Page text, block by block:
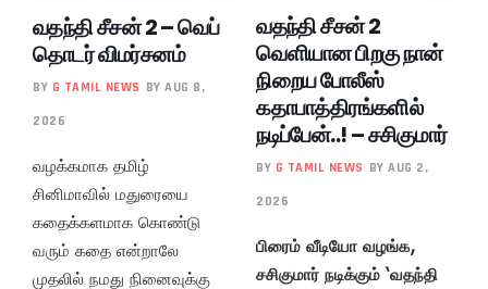
வதந்தி சீசன் 2 – வெப்
தொடர் விமர்சனம்
BY G TAMIL NEWS BY AUG 8,
2026
வழக்கமாக தமிழ்
சினிமாவில் மதுரையை
கதைக்களமாக கொண்டு
வரும் கதை என்றாலே
முதலில் நமது நினைவுக்கு
வதந்தி சீசன் 2
வெளியான பிறகு நான்
நிறைய போலீஸ்
கதாபாத்திரங்களில்
நடிப்பேன்..! – சசிகுமார்
BY G TAMIL NEWS BY AUG 2,
2026
பிரைம் வீடியோ வழங்க,
சசிகுமார் நடிக்கும் ‘வதந்தி